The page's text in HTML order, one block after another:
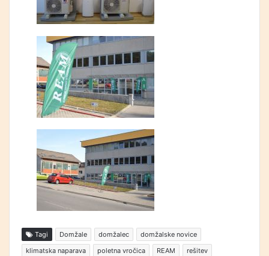
Tagi Domžale domžalec
domžalske novice
klimatska naparava
poletna vročica REAM rešitev